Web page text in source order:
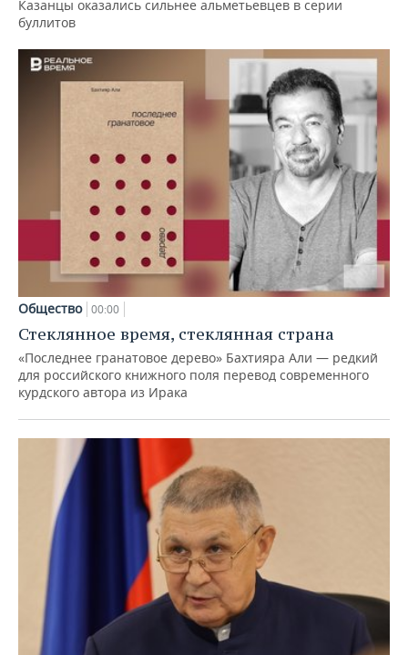
Казанцы оказались сильнее альметьевцев в серии
буллитов
Общество 00:00
Стеклянное время, стеклянная страна
«Последнее гранатовое дерево» Бахтияра Али — редкий
для российского книжного поля перевод современного
курдского автора из Ирака